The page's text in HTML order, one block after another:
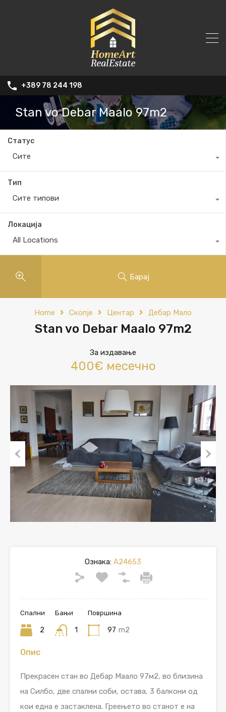
+389 78 244 198
Stan vo Debar Maalo 97m2
Статус
Сите
Тип
Сите типови
Локација
All Locations
Барај
Home Скопје Центар Дебар Мало
Stan vo Debar Maalo 97m2
За издавање
400€ месечно
Previous Next
Ознака: A24653
Спални
2
Бањи
1
Површина
97 m2
Опис
Прекрасен стан во Дебар Маало 97м2, во близина
на Силбо, две спални соби, остава, 3 балкони од
кои една е застаклена. Греењето во станот е на